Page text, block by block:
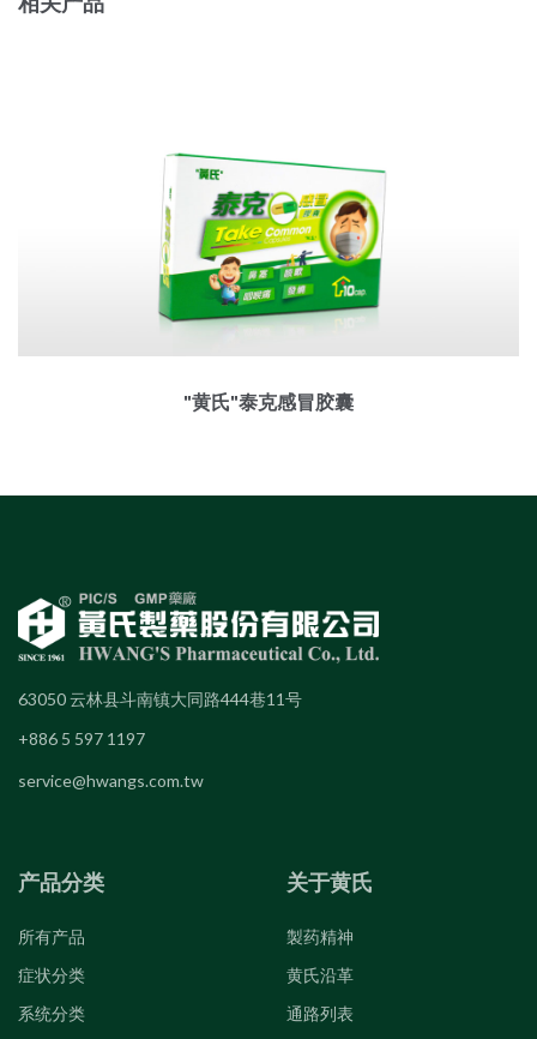
"黄氏"泰克感冒胶囊
63050 云林县斗南镇大同路444巷11号
+886 5 597 1197
service@hwangs.com.tw
产品分类
所有产品
症状分类
系统分类
关于黄氏
製药精神
黄氏沿革
通路列表